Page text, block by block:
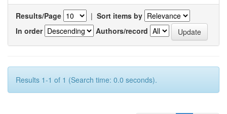
Results/Page | Sort items by
In order
Authors/record
Results 1-1 of 1 (Search time: 0.0 seconds).